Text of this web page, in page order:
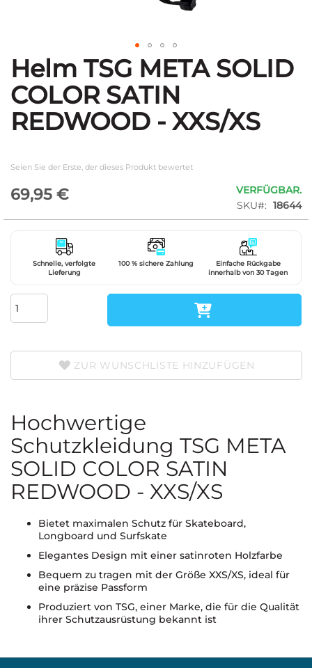
Zum
Anfang
der
Bildgalerie
springen
Helm TSG META SOLID
COLOR SATIN
REDWOOD - XXS/XS
Seien Sie der Erste, der dieses Produkt bewertet
69,95 €
VERFÜGBAR.
SKU
18644
Schnelle, verfolgte
Lieferung
100 % sichere Zahlung
Einfache Rückgabe
innerhalb von 30 Tagen
ZUR WUNSCHLISTE HINZUFÜGEN
Hochwertige
Schutzkleidung TSG META
SOLID COLOR SATIN
REDWOOD - XXS/XS
Bietet maximalen Schutz für Skateboard,
Longboard und Surfskate
Elegantes Design mit einer satinroten Holzfarbe
Bequem zu tragen mit der Größe XXS/XS, ideal für
eine präzise Passform
Produziert von TSG, einer Marke, die für die Qualität
ihrer Schutzausrüstung bekannt ist